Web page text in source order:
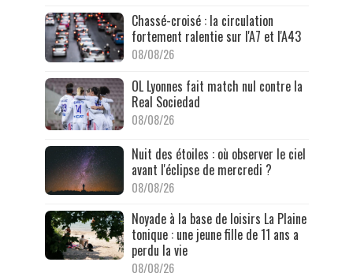
Chassé-croisé : la circulation
fortement ralentie sur l'A7 et l'A43
08/08/26
OL Lyonnes fait match nul contre la
Real Sociedad
08/08/26
Nuit des étoiles : où observer le ciel
avant l'éclipse de mercredi ?
08/08/26
Noyade à la base de loisirs La Plaine
tonique : une jeune fille de 11 ans a
perdu la vie
08/08/26